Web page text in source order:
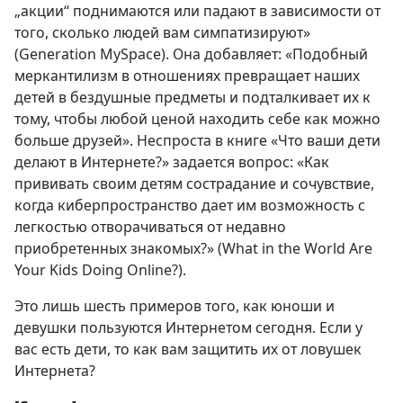
„акции“ поднимаются или падают в зависимости от
того, сколько людей вам симпатизируют»
(Generation MySpace). Она добавляет: «Подобный
меркантилизм в отношениях превращает наших
детей в бездушные предметы и подталкивает их к
тому, чтобы любой ценой находить себе как можно
больше друзей». Неспроста в книге «Что ваши дети
делают в Интернете?» задается вопрос: «Как
прививать своим детям сострадание и сочувствие,
когда киберпространство дает им возможность с
легкостью отворачиваться от недавно
приобретенных знакомых?» (What in the World Are
Your Kids Doing Online?).
Это лишь шесть примеров того, как юноши и
девушки пользуются Интернетом сегодня. Если у
вас есть дети, то как вам защитить их от ловушек
Интернета?